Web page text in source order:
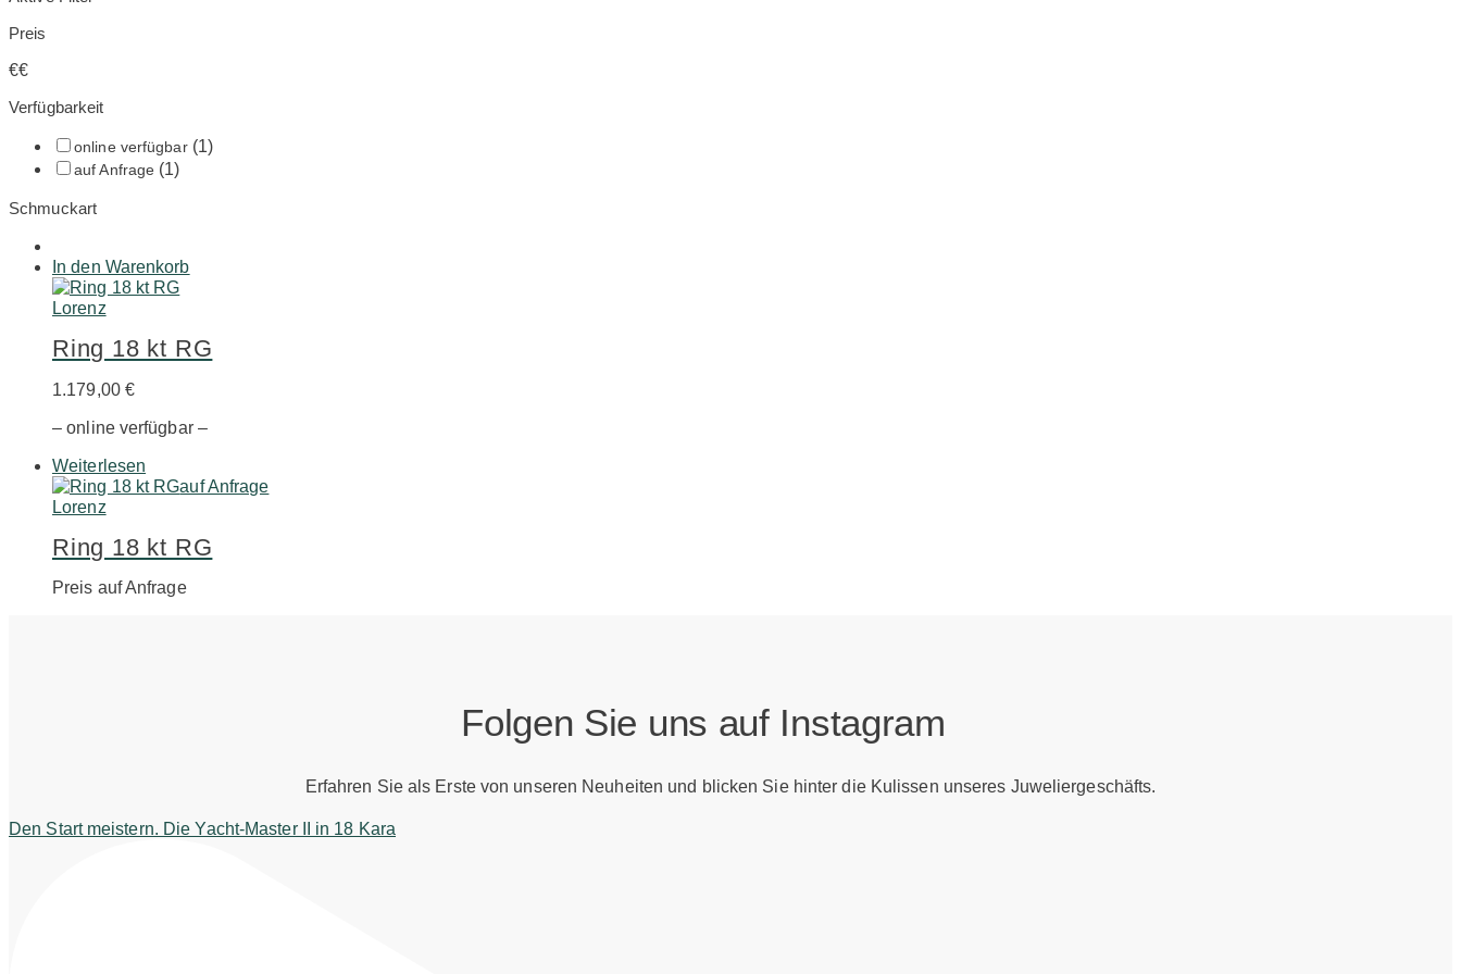
Preis
€€
Verfügbarkeit
online verfügbar(1)
auf Anfrage (1)
Schmuckart
In den Warenkorb
Lorenz
Ring 18 kt RG
1.179,00 €
– online verfügbar –
Weiterlesen
auf Anfrage
Lorenz
Ring 18 kt RG
Preis auf Anfrage
Folgen Sie uns auf Instagram
Erfahren Sie als Erste von unseren Neuheiten und blicken Sie hinter die Kulissen unseres Juweliergeschäfts.
Den Start meistern. Die Yacht-Master II in 18 Kara